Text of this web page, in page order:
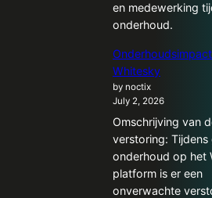
en medewerking
onderhoud.
Whitesky
by noctix
July 2, 2026
Omschrijving van
verstoring: Tijdens
onderhoud op het
platform is er een
onverwachte